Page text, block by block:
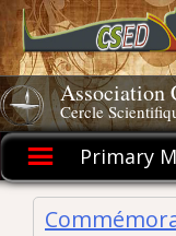
Skip
to
content
Association
Cercle
Primary